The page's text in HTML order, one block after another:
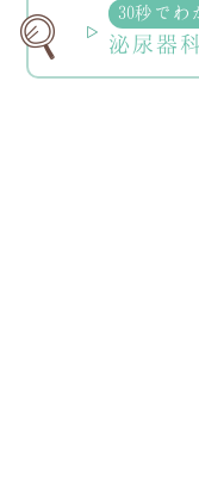
30秒でわ
泌尿器